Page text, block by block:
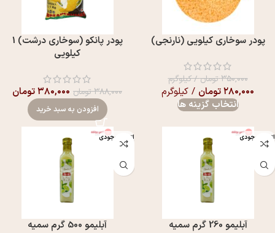
پودر سوخاری کیلویی (نارنجی)
۳۵۰,۰۰۰تومان/ کیلوگرم
۲۸۰,۰۰۰تومان / کیلوگرم
انتخاب گزینه ها
پودر پانکو (سوخاری درشت) 1
کیلویی
۳۸۸,۰۰۰تومان ۳۸۰,۰۰۰تومان
افزودن به سبد خرید
اتمام موجودی
آبلیمو 260 گرم سمیه
اتمام موجودی
آبلیمو 500 گرم سمیه